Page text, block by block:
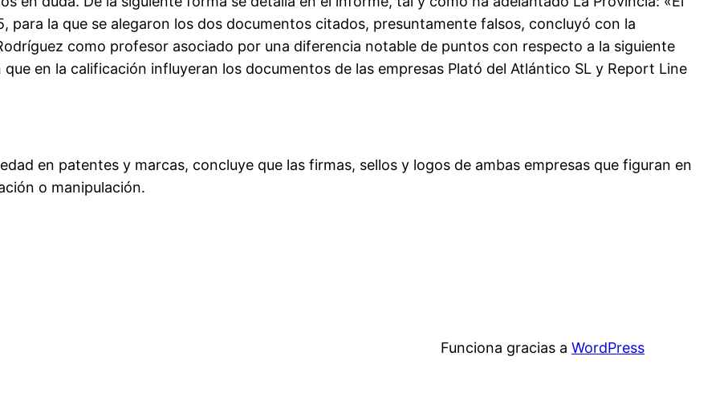
para la que se alegaron los dos documentos citados, presuntamente falsos, concluyó con la
como profesor asociado por una diferencia notable de puntos con respecto a la siguiente
en la calificación influyeran los documentos de las empresas Plató del Atlántico SL y Report Line
en patentes y marcas, concluye que las firmas, sellos y logos de ambas empresas que figuran en
o manipulación.
Funciona gracias a WordPress